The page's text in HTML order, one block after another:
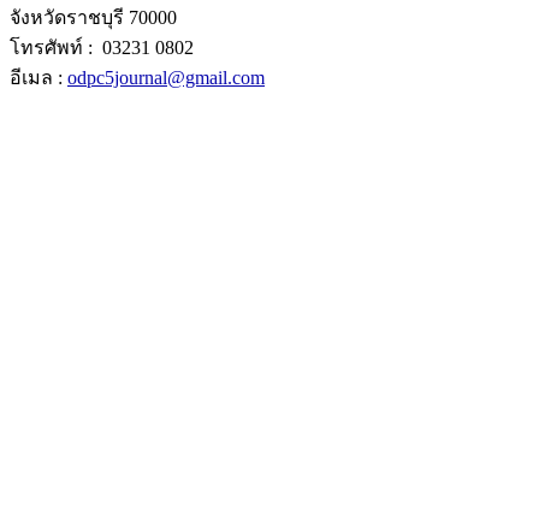
จังหวัดราชบุรี 70000
โทรศัพท์ : 03231 0802
อีเมล : odpc5journal@gmail.com